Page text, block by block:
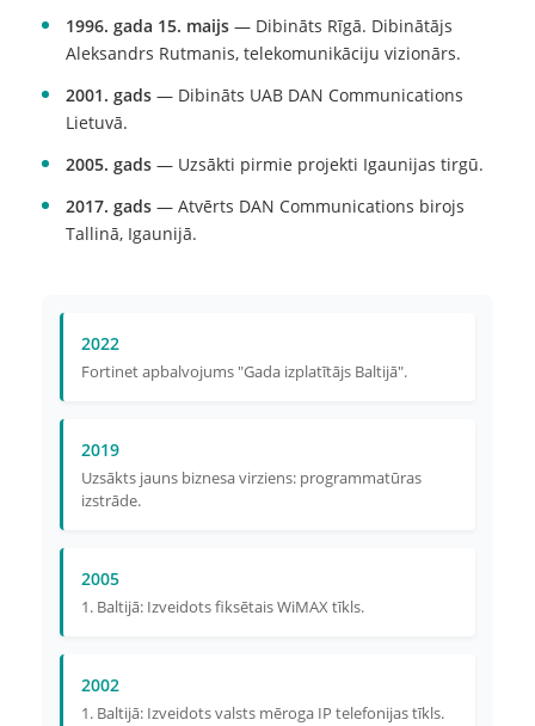
1996. gada 15. maijs — Dibināts Rīgā. Dibinātājs
Aleksandrs Rutmanis, telekomunikāciju vizionārs.
2001. gads — Dibināts UAB DAN Communications
Lietuvā.
2005. gads — Uzsākti pirmie projekti Igaunijas tirgū.
2017. gads — Atvērts DAN Communications birojs
Tallinā, Igaunijā.
2022
Fortinet apbalvojums "Gada izplatītājs Baltijā".
2019
Uzsākts jauns biznesa virziens: programmatūras
izstrāde.
2005
1. Baltijā: Izveidots fiksētais WiMAX tīkls.
2002
1. Baltijā: Izveidots valsts mēroga IP telefonijas tīkls.